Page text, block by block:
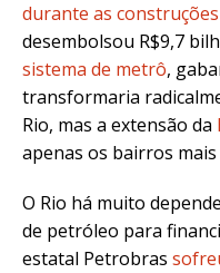
durante as
desembolsou R$9,7
sistema de metrô,
transformaria
Rio, mas a extensão da
apenas os bairros mais
O Rio há muito
de petróleo para
estatal Petrobras